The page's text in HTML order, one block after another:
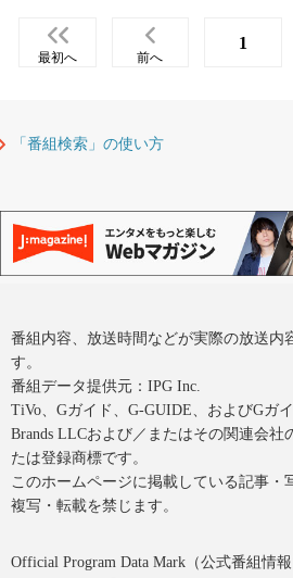
最初へ 前へ
1
「番組検索」の使い方
番組内容、放送時間などが実際の放送内
す。
番組データ提供元：IPG Inc.
TiVo、Gガイド、G-GUIDE、およびGガ
Brands LLCおよび／またはその関連会社
たは登録商標です。
このホームページに掲載している記事・
複写・転載を禁じます。
Official Program Data Mark（公式番組情報